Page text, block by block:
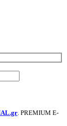
. PREMIUM E-